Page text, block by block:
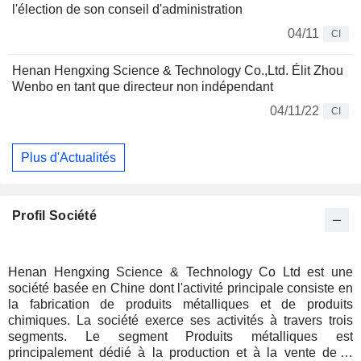
l'élection de son conseil d'administration
04/11
CI
Henan Hengxing Science & Technology Co.,Ltd. Élit Zhou
Wenbo en tant que directeur non indépendant
04/11/22
CI
Plus d'Actualités
Profil Société
Henan Hengxing Science & Technology Co Ltd est une
société basée en Chine dont l'activité principale consiste en
la fabrication de produits métalliques et de produits
chimiques. La société exerce ses activités à travers trois
segments. Le segment Produits métalliques est
principalement dédié à la production et à la vente de fil